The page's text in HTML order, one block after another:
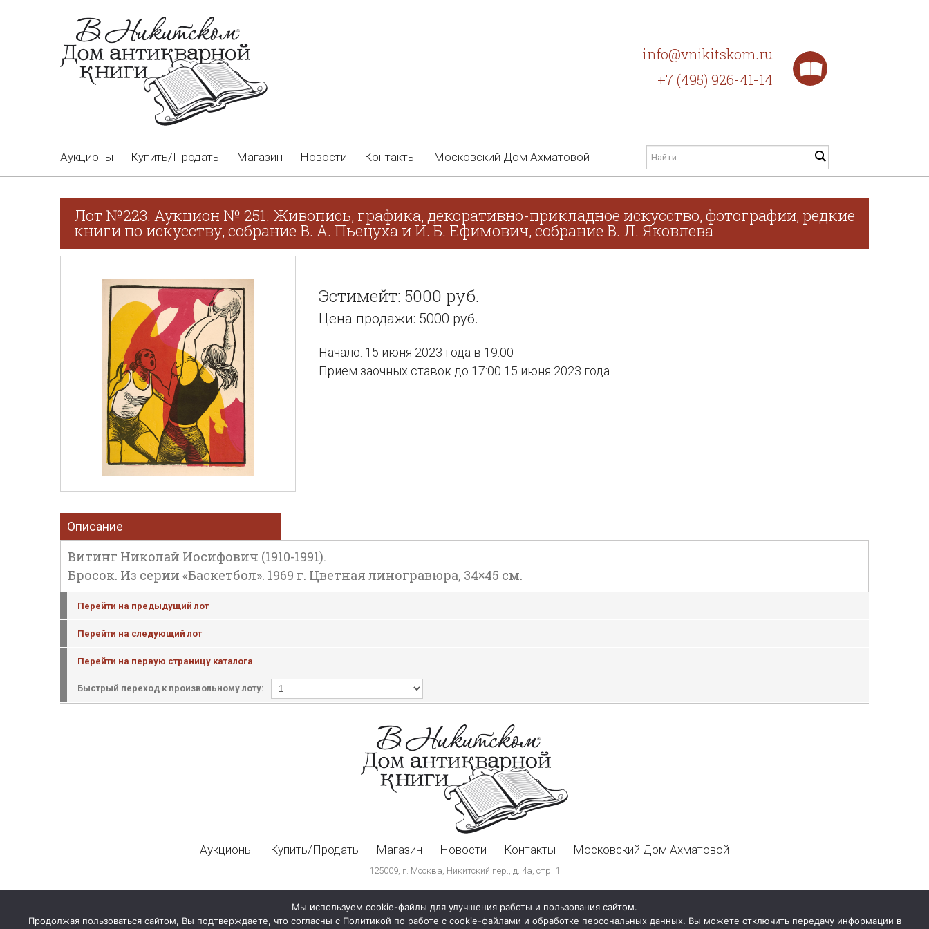
info@vnikitskom.ru
+7 (495) 926-41-14
Аукционы Купить/Продать Магазин Новости Контакты Московский Дом Ахматовой
Лот №223. Аукцион № 251. Живопись, графика, декоративно-прикладное искусство, фотографии, редкие
книги по искусству, собрание В. А. Пьецуха и И. Б. Ефимович, собрание В. Л. Яковлева
Эстимейт: 5000 руб.
Цена продажи: 5000 руб.
Начало: 15 июня 2023 года в 19:00
Прием заочных ставок до 17:00 15 июня 2023 года
Описание
Витинг Николай Иосифович (1910-1991).
Бросок. Из серии «Баскетбол». 1969 г. Цветная линогравюра, 34×45 см.
Перейти на предыдущий лот
Перейти на следующий лот
Перейти на первую страницу каталога
Быстрый переход к произвольному лоту:
Аукционы Купить/Продать Магазин Новости Контакты Московский Дом Ахматовой
125009, г. Москва, Никитский пер., д. 4а, стр. 1
Мы используем cookie-файлы для улучшения работы и пользования сайтом.
Продолжая пользоваться сайтом, Вы подтверждаете, что согласны с Политикой по работе с cookie-файлами и обработке персональных данных. Вы можете отключить передачу информации в